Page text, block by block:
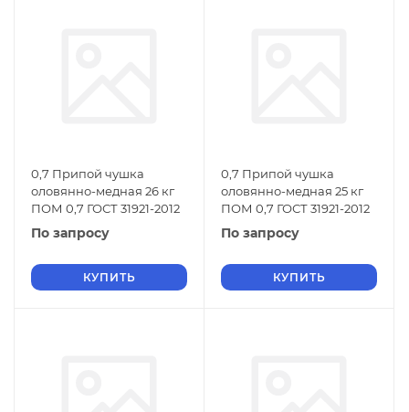
0,7 Припой чушка
оловянно-медная 26 кг
ПОМ 0,7 ГОСТ 31921-2012
По запросу
КУПИТЬ
0,7 Припой чушка
оловянно-медная 25 кг
ПОМ 0,7 ГОСТ 31921-2012
По запросу
КУПИТЬ